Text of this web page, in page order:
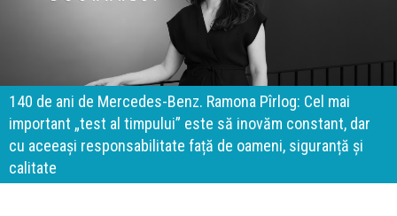
140 de ani de Mercedes-Benz. Ramona Pîrlog: Cel mai
important „test al timpului” este să inovăm constant, dar
cu aceeași responsabilitate față de oameni, siguranță și
calitate